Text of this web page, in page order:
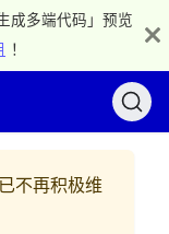
成多端代码」预览
！
不再积极维